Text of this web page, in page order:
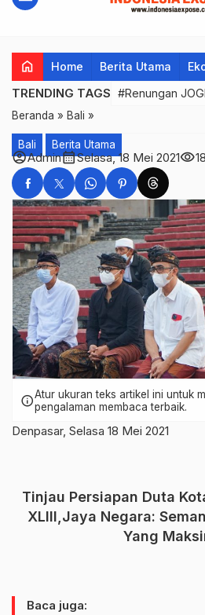
home Home Berita Utama
TRENDING TAGS #Renungan
Beranda » Bali »
Bali Berita Utama
account_circleAdmincalendar_monthSelasa, 18 Mei 2021visibility
infoAtur ukuran teks artikel ini untuk
pengalaman membaca terbaik.
Denpasar, Selasa 18 Mei 2021
Tinjau Persiapan Duta
XLIII,Jaya Negara:
Yang
Baca juga: